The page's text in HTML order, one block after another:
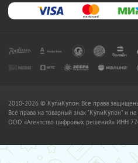
2010-2026 © КупиКупон. Все права
Все права на товарный знак "КупиКупон" и
OOO «Агентство цифровых решений» ИНН